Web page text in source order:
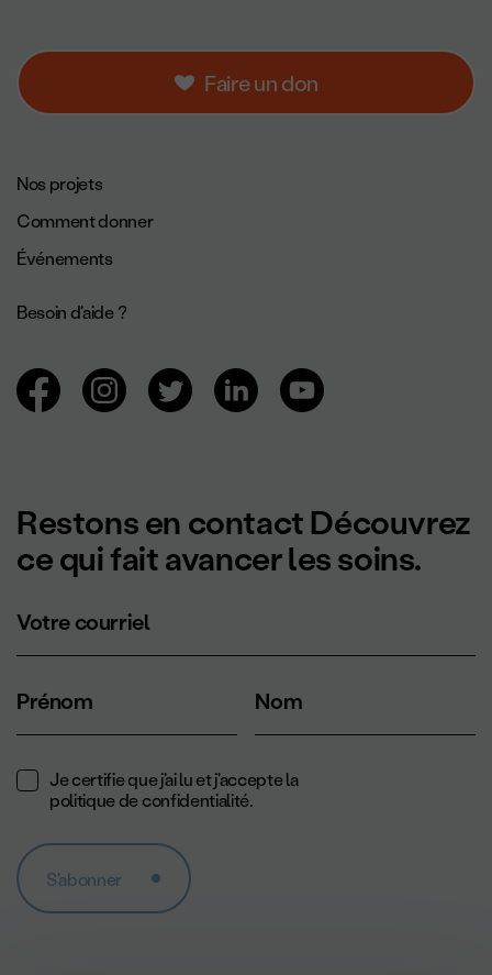
Faire un don
Navigation de pied de page.
Nos projets
Comment donner
Événements
Besoin d'aide ?
Navigation des réseaux sociaux.
Restons en contact Découvrez
ce qui fait avancer les soins.
Votre courriel
Prénom Nom
Je certifie que j'ai lu et j'accepte la
politique de confidentialité.
S'abonner